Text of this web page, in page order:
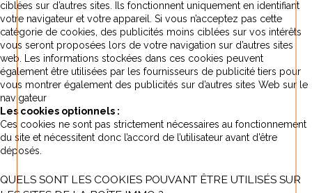
ciblées sur d’autres sites. Ils fonctionnent uniquement en identifiant
votre navigateur et votre appareil. Si vous n’acceptez pas cette
catégorie de cookies, des publicités moins ciblées sur vos intérêts
vous seront proposées lors de votre navigation sur d’autres sites
web. Les informations stockées dans ces cookies peuvent
également être utilisées par les fournisseurs de publicité tiers pour
vous montrer également des publicités sur d’autres sites Web sur le
navigateur
Les cookies optionnels :
Ces cookies ne sont pas strictement nécessaires au fonctionnement
du site et nécessitent donc l’accord de l’utilisateur avant d’être
déposés.
QUELS SONT LES COOKIES POUVANT ÊTRE UTILISÉS SUR